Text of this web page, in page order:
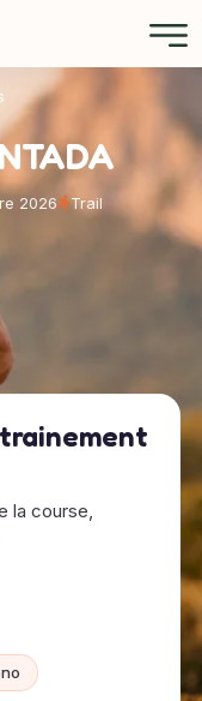
2026 Trail
la course,